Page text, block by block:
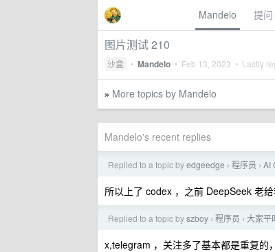
Mandelo 提问
图片测试 210
沙盒 • Mandelo • Feb 13, 2023 • Lastly
» More topics by Mandelo
Mandelo's recent replies
Replied to a topic byedgeedge › 程序员 › AI
所以上了 codex ，之前 DeepSeek 老
Replied to a topic byszboy › 程序员 › 大家平
x,telegram ，关注多了基本都是重复的